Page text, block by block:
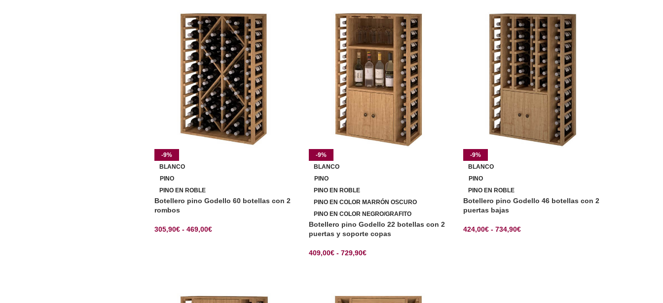
-9%
BLANCO
PINO
PINO EN ROBLE
Botellero pino Godello 60 botellas con 2
rombos
305,90€ - 469,00€
-9%
BLANCO
PINO
PINO EN ROBLE
PINO EN COLOR MARRÓN OSCURO
PINO EN COLOR NEGRO/GRAFITO
Botellero pino Godello 22 botellas con 2
puertas y soporte copas
409,00€ - 729,90€
-9%
BLANCO
PINO
PINO EN ROBLE
Botellero pino Godello 46 botellas con 2
puertas bajas
424,00€ - 734,90€